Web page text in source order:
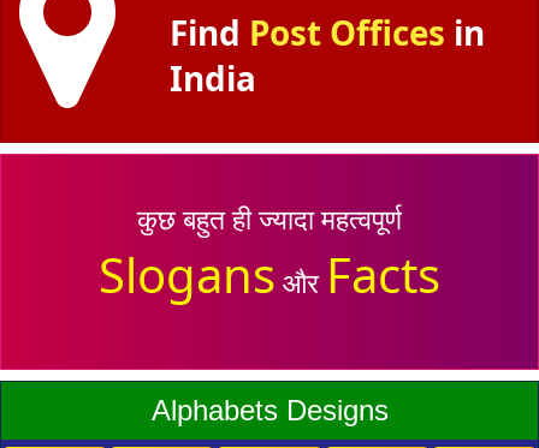
Find Post Offices in
India
कुछ बहुत ही ज्यादा महत्वपूर्ण
Slogans और Facts
Alphabets Designs